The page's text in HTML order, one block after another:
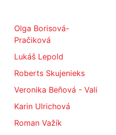
Olga Borisová-
Pračiková
Lukáš Lepold
Roberts Skujenieks
Veronika Beňová - Vali
Karin Ulrichová
Roman Važík